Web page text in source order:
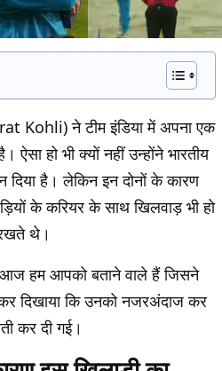
Kohli) ने टीम इंडिया में अपना एक
हो भी क्यों नहीं उन्होंने भारतीय
दिया है। लेकिन इन दोनों के कारण
के करियर के साथ खिलवाड़ भी हो
थे।
आज हम आपको बताने वाले हैं जिसने
दिखाया कि उनको नजरअंदाज कर
कर दी गई।